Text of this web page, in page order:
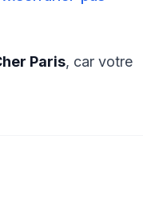
Paris, car votre